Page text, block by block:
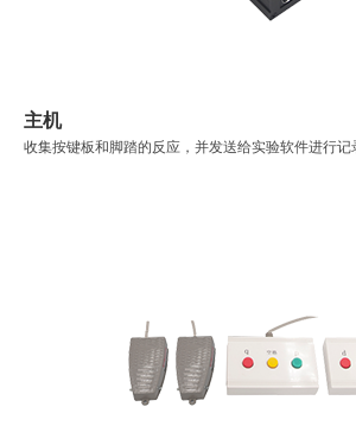
主机
收集按键板和脚踏的反应，并发送给实验软件进行记